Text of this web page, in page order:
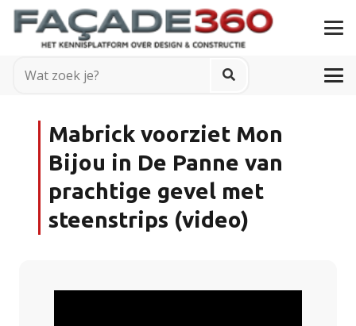
Mabrick voorziet Mon
Bijou in De Panne van
prachtige gevel met
steenstrips (video)